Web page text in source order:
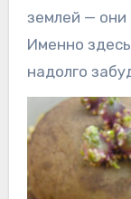
землей — они
Именно
надолго